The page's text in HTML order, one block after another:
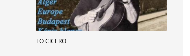
LO CICERO